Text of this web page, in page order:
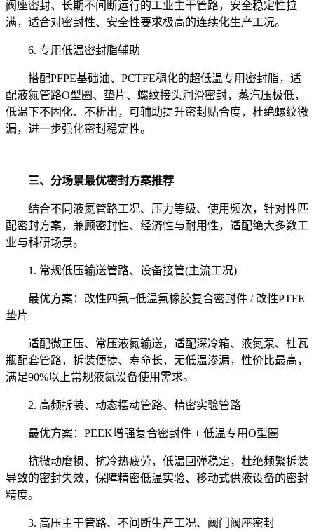
阀座密封、长期不间断运行的工业主干管路，安全稳定性拉
满，适合对密封性、安全性要求极高的连续化生产工况。
6. 专用低温密封脂辅助
搭配PFPE基础油、PCTFE稠化的超低温专用密封脂，适
配液氮管路O型圈、垫片、螺纹接头润滑密封，蒸汽压极低，
低温下不固化、不析出，可辅助提升密封贴合度，杜绝螺纹微
漏，进一步强化密封稳定性。
三、分场景最优密封方案推荐
结合不同液氮管路工况、压力等级、使用频次，针对性匹
配密封方案，兼顾密封性、经济性与耐用性，适配绝大多数工
业与科研场景。
1. 常规低压输送管路、设备接管(主流工况)
最优方案：改性四氟+低温氟橡胶复合密封件 / 改性PTFE
垫片
适配微正压、常压液氮输送，适配深冷箱、液氮泵、杜瓦
瓶配套管路，拆装便捷、寿命长，无低温渗漏，性价比最高，
满足90%以上常规液氮设备使用需求。
2. 高频拆装、动态摆动管路、精密实验管路
最优方案：PEEK增强复合密封件 + 低温专用O型圈
抗微动磨损、抗冷热疲劳，低温回弹稳定，杜绝频繁拆装
导致的密封失效，保障精密低温实验、移动式供液设备的密封
精度。
3. 高压主干管路、不间断生产工况、阀门阀座密封